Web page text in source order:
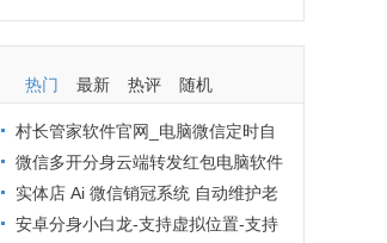
热门 最新 热评 随机
村长管家软件官网_电脑微信定时自
动群发软件_村长管家微信营销
微信多开分身云端转发红包电脑软件
拒绝封号办法：从操作到环境全流程避
坑
实体店 Ai 微信销冠系统 自动维护老
客户 24 小时在线客服解决方案
安卓分身小白龙-支持虚拟位置-支持